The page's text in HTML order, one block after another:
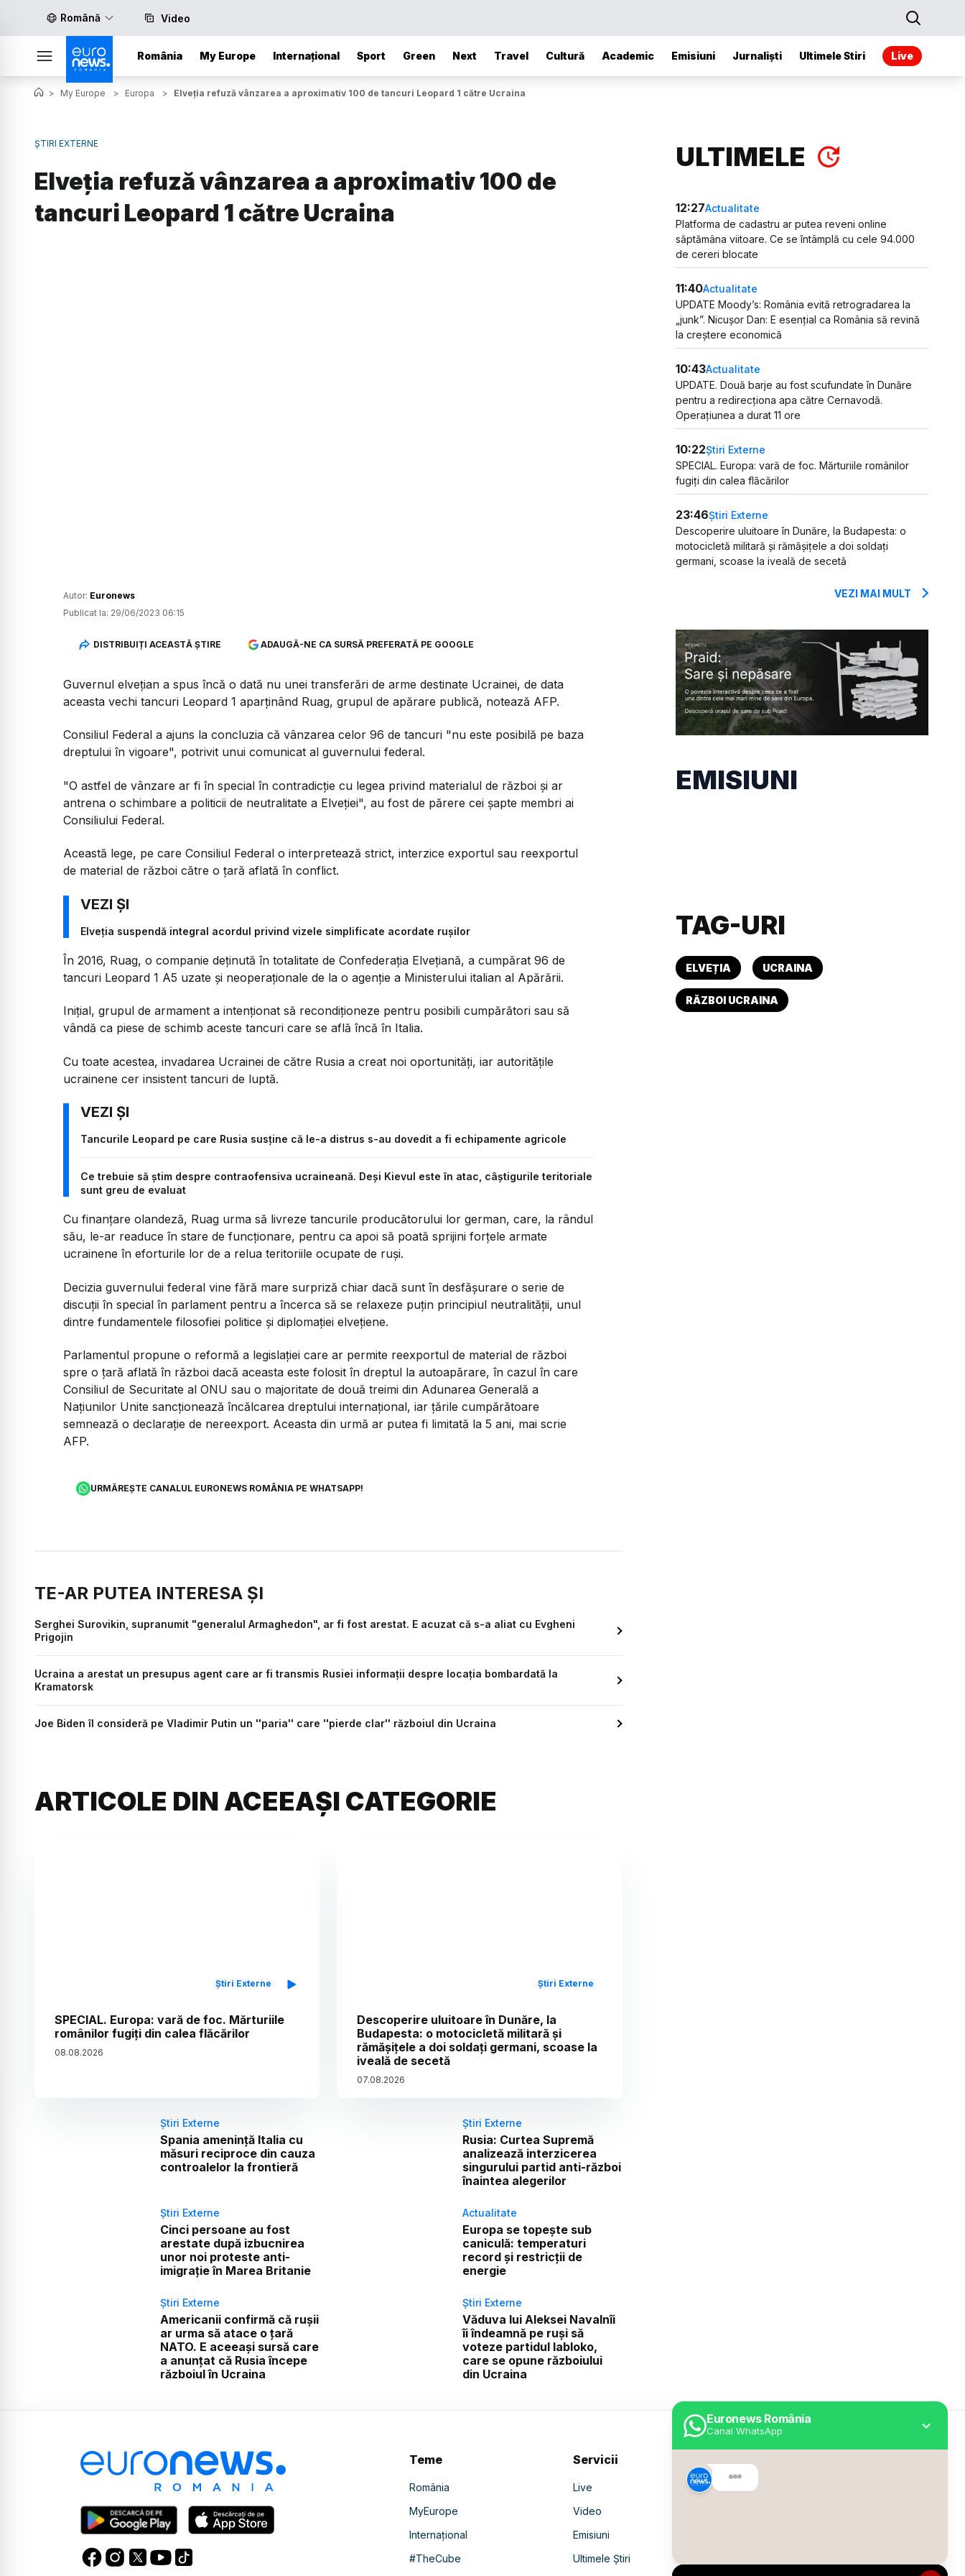
Română Video
România My Europe Internațional Sport Green Next Travel Cultură Academic Emisiuni Jurnaliști Ultimele Stiri Live
Euronews România
Canal WhatsApp
> My Europe > Europa > Elveția refuză vânzarea a aproximativ 100 de tancuri Leopard 1 către Ucraina
ȘTIRI EXTERNE
Elveția refuză vânzarea a aproximativ 100 de
tancuri Leopard 1 către Ucraina
Autor: Euronews
Publicat la: 29/06/2023 06:15
DISTRIBUIȚI ACEASTĂ ȘTIRE ADAUGĂ-NE CA SURSĂ PREFERATĂ PE GOOGLE
Guvernul elveţian a spus încă o dată nu unei transferări de arme destinate Ucrainei, de data
aceasta vechi tancuri Leopard 1 aparţinând Ruag, grupul de apărare publică, notează AFP.
Consiliul Federal a ajuns la concluzia că vânzarea celor 96 de tancuri "nu este posibilă pe baza
dreptului în vigoare", potrivit unui comunicat al guvernului federal.
"O astfel de vânzare ar fi în special în contradicţie cu legea privind materialul de război şi ar
antrena o schimbare a politicii de neutralitate a Elveţiei", au fost de părere cei şapte membri ai
Consiliului Federal.
Această lege, pe care Consiliul Federal o interpretează strict, interzice exportul sau reexportul
de material de război către o ţară aflată în conflict.
Elveția suspendă integral acordul privind vizele simplificate acordate rușilor
În 2016, Ruag, o companie deţinută în totalitate de Confederaţia Elveţiană, a cumpărat 96 de
tancuri Leopard 1 A5 uzate şi neoperaţionale de la o agenţie a Ministerului italian al Apărării.
Iniţial, grupul de armament a intenţionat să recondiţioneze pentru posibili cumpărători sau să
vândă ca piese de schimb aceste tancuri care se află încă în Italia.
Cu toate acestea, invadarea Ucrainei de către Rusia a creat noi oportunităţi, iar autorităţile
ucrainene cer insistent tancuri de luptă.
Tancurile Leopard pe care Rusia susține că le-a distrus s-au dovedit a fi echipamente agricole
Ce trebuie să știm despre contraofensiva ucraineană. Deși Kievul este în atac, câștigurile teritoriale
sunt greu de evaluat
Cu finanţare olandeză, Ruag urma să livreze tancurile producătorului lor german, care, la rândul
său, le-ar readuce în stare de funcţionare, pentru ca apoi să poată sprijini forţele armate
ucrainene în eforturile lor de a relua teritoriile ocupate de ruşi.
Decizia guvernului federal vine fără mare surpriză chiar dacă sunt în desfăşurare o serie de
discuţii în special în parlament pentru a încerca să se relaxeze puţin principiul neutralităţii, unul
dintre fundamentele filosofiei politice şi diplomaţiei elveţiene.
Parlamentul propune o reformă a legislaţiei care ar permite reexportul de material de război
spre o ţară aflată în război dacă aceasta este folosit în dreptul la autoapărare, în cazul în care
Consiliul de Securitate al ONU sau o majoritate de două treimi din Adunarea Generală a
Naţiunilor Unite sancţionează încălcarea dreptului internaţional, iar ţările cumpărătoare
semnează o declaraţie de nereexport. Aceasta din urmă ar putea fi limitată la 5 ani, mai scrie
AFP.
URMĂREȘTE CANALUL EURONEWS ROMÂNIA PE WHATSAPP!
TE-AR PUTEA INTERESA ȘI
Serghei Surovikin, supranumit "generalul Armaghedon", ar fi fost arestat. E acuzat că s-a aliat cu Evgheni
Prigojin
Ucraina a arestat un presupus agent care ar fi transmis Rusiei informaţii despre locaţia bombardată la
Kramatorsk
Joe Biden îl consideră pe Vladimir Putin un ''paria'' care ''pierde clar'' războiul din Ucraina
ARTICOLE DIN ACEEAȘI CATEGORIE
Știri Externe
SPECIAL. Europa: vară de foc. Mărturiile
românilor fugiți din calea flăcărilor
08.08.2026
Știri Externe
Descoperire uluitoare în Dunăre, la
Budapesta: o motocicletă militară și
rămășițele a doi soldați germani, scoase la
iveală de secetă
07.08.2026
Știri Externe
Spania amenință Italia cu
măsuri reciproce din cauza
controalelor la frontieră
Știri Externe
Rusia: Curtea Supremă
analizează interzicerea
singurului partid anti-război
înaintea alegerilor
Știri Externe
Cinci persoane au fost
arestate după izbucnirea
unor noi proteste anti-
imigrație în Marea Britanie
Actualitate
Europa se topește sub
caniculă: temperaturi
record și restricții de
energie
Știri Externe
Americanii confirmă că rușii
ar urma să atace o țară
NATO. E aceeași sursă care
a anunțat că Rusia începe
războiul în Ucraina
Știri Externe
Văduva lui Aleksei Navalnîi
îi îndeamnă pe ruși să
voteze partidul Iabloko,
care se opune războiului
din Ucraina
ULTIMELE
12:27Actualitate
Platforma de cadastru ar putea reveni online
săptămâna viitoare. Ce se întâmplă cu cele 94.000
de cereri blocate
11:40Actualitate
UPDATE Moody’s: România evită retrogradarea la
„junk”. Nicușor Dan: E esențial ca România să revină
la creștere economică
10:43Actualitate
UPDATE. Două barje au fost scufundate în Dunăre
pentru a redirecționa apa către Cernavodă.
Operațiunea a durat 11 ore
10:22Știri Externe
SPECIAL. Europa: vară de foc. Mărturiile românilor
fugiți din calea flăcărilor
23:46Știri Externe
Descoperire uluitoare în Dunăre, la Budapesta: o
motocicletă militară și rămășițele a doi soldați
germani, scoase la iveală de secetă
VEZI MAI MULT
EMISIUNI
TAG-URI
ELVEȚIA UCRAINA
RĂZBOI UCRAINA
Teme
România
MyEurope
Internațional
#TheCube
Servicii
Live
Video
Emisiuni
Ultimele Știri
Despre Euronews